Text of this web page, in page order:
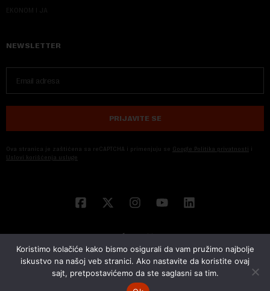
EKONOM I JA
NEWSLETTER
PRIJAVITE SE
Ova stranica je zaštićena sa reCAPTCHA i primenjuju se Google Politika privatnosti i
Uslovi korišćenja usluge
© 2026 NOVA EKONOMIJA | SVA PRAVA ZADŽANA | DEVELOPED BY
Koristimo kolačiće kako bismo osigurali da vam pružimo najbolje
iskustvo na našoj veb stranici. Ako nastavite da koristite ovaj
sajt, pretpostavićemo da ste saglasni sa tim.